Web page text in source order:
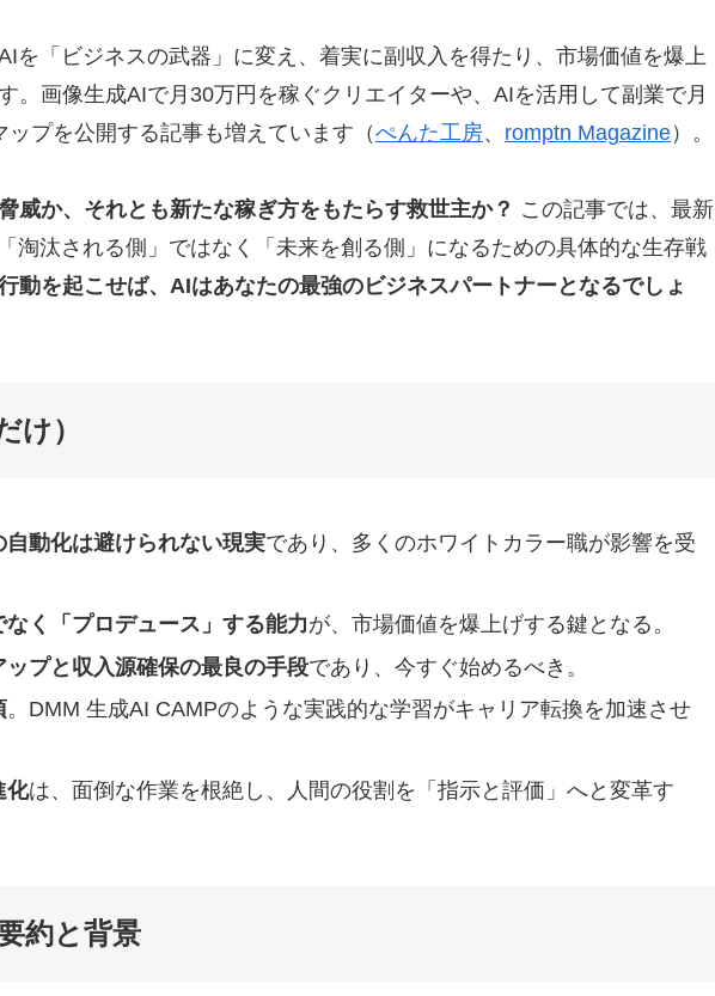
を「ビジネスの武器」に変え、着実に副収入を得たり、市場価値を爆上
。画像生成AIで月30万円を稼ぐクリエイターや、AIを活用して副業で月
プを公開する記事も増えています（ぺんた工房、 romptn Magazine）。
威か、それとも新たな稼ぎ方をもたらす救世主か？ この記事では、最新
淘汰される側」ではなく「未来を創る側」になるための具体的な生存戦
動を起こせば、AIはあなたの最強のビジネスパートナーとなるでしょ
け）
動化は避けられない現実であり、多くのホワイトカラー職が影響を受
く「プロデュース」する能力が、市場価値を爆上げする鍵となる。
プと収入源確保の最良の手段であり、今すぐ始めるべき。
。DMM 生成AI CAMPのような実践的な学習がキャリア転換を加速させ
化は、面倒な作業を根絶し、人間の役割を「指示と評価」へと変革す
約と背景